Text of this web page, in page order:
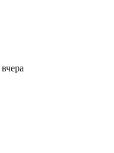
вчера